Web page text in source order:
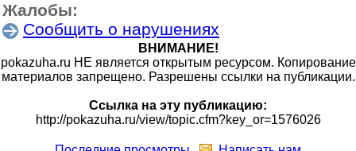
Жалобы:
Сообщить о нарушениях
ВНИМАНИЕ!
pokazuha.ru НЕ является открытым ресурсом. Копирование
материалов запрещено. Разрешены ссылки на публикации.
Ссылка на эту публикацию:
http://pokazuha.ru/view/topic.cfm?key_or=1576026